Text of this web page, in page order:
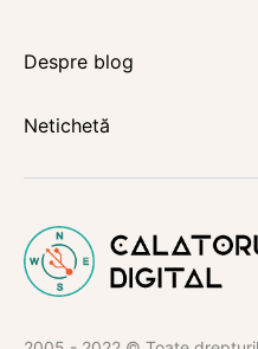
Despre blog
Netichetă